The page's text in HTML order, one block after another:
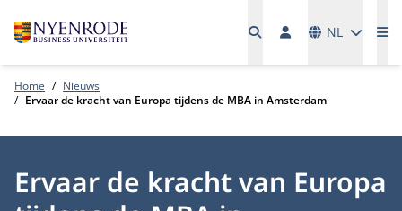
NL
Home
Nieuws
Ervaar de kracht van Europa tijdens de MBA in Amsterdam
Ervaar de kracht van Europa